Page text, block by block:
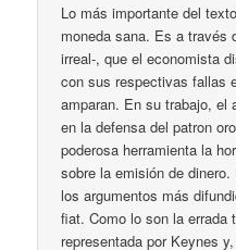
Lo más importante del
moneda sana. Es a través
irreal-, que el economista
con sus respectivas fallas
amparan. En su trabajo,
en la defensa del patron
poderosa herramienta la
sobre la emisión de
los argumentos más
fiat. Como lo son la errada
representada por Keynes